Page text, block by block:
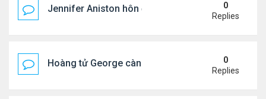
Jennifer Aniston hôn đắm đuối bạn trai trên du
0
Replies
Hoàng tử George càng lớn càng điển trai0
Replies